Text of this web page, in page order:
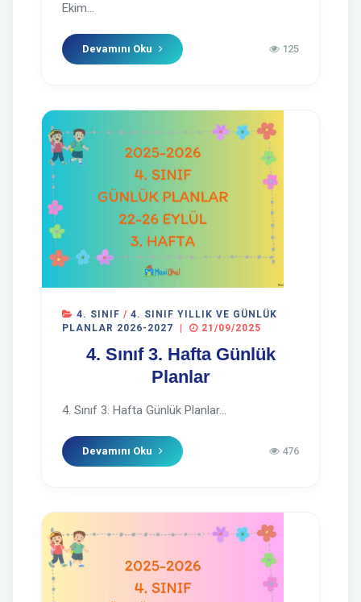
Ekim...
Devamını Oku 125
4. SINIF / 4. SINIF YILLIK VE GÜNLÜK
PLANLAR 2026-2027
21/09/2025
4. Sınıf 3. Hafta Günlük
Planlar
4. Sınıf 3. Hafta Günlük Planlar...
Devamını Oku 476